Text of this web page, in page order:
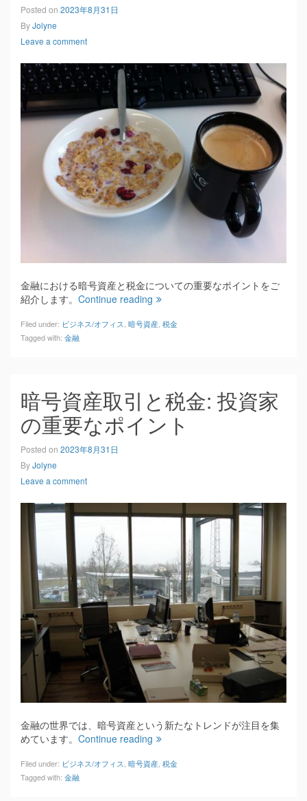
Posted on 2023年8月31日
ByJolyne
Leave a comment
金融における暗号資産と税金についての重要なポイントをご
紹介します。 Continue reading
Filed under: ビジネス/オフィス 暗号資産 税金
Tagged with: 金融
暗号資産取引と税金: 投資家
の重要なポイント
Posted on 2023年8月31日
ByJolyne
Leave a comment
金融の世界では、暗号資産という新たなトレンドが注目を集
めています。 Continue reading
Filed under: ビジネス/オフィス 暗号資産 税金
Tagged with: 金融